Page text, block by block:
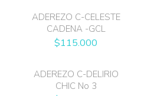
ADEREZO C-CELESTE
CADENA -GCL
$115.000
ADEREZO C-DELIRIO
CHIC No 3